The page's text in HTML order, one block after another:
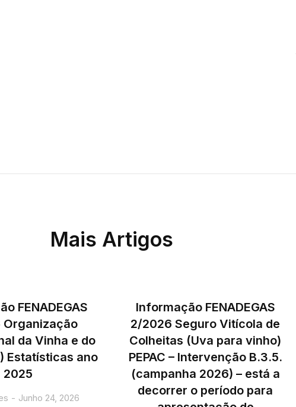
Mais Artigos
FENADEGAS
da Vinha e do
Estatísticas ano
2025
Junho 24, 2026
Informação FENADEGAS
2/2026 Seguro Vitícola de
Colheitas (Uva para vinho)
PEPAC – Intervenção B.3.5.
(campanha 2026) – está a
decorrer o período para